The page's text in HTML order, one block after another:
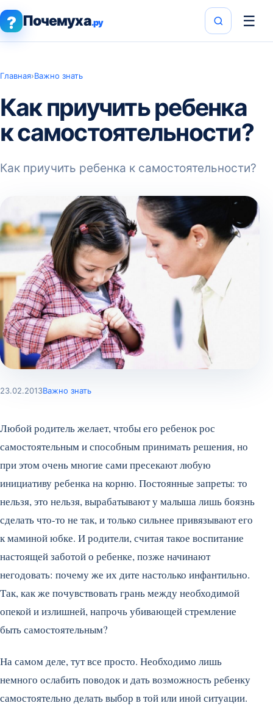
? Почемуха.ру ☰
Главная›Важно знать
Как приучить ребенка
к самостоятельности?
Как приучить ребенка к самостоятельности?
23.02.2013Важно знать
Любой родитель желает, чтобы его ребенок рос
самостоятельным и способным принимать решения, но
при этом очень многие сами пресекают любую
инициативу ребенка на корню. Постоянные запреты: то
нельзя, это нельзя, вырабатывают у малыша лишь боязнь
сделать что-то не так, и только сильнее привязывают его
к маминой юбке. И родители, считая такое воспитание
настоящей заботой о ребенке, позже начинают
негодовать: почему же их дите настолько инфантильно.
Так, как же почувствовать грань между необходимой
опекой и излишней, напрочь убивающей стремление
быть самостоятельным?
На самом деле, тут все просто. Необходимо лишь
немного ослабить поводок и дать возможность ребенку
самостоятельно делать выбор в той или иной ситуации.